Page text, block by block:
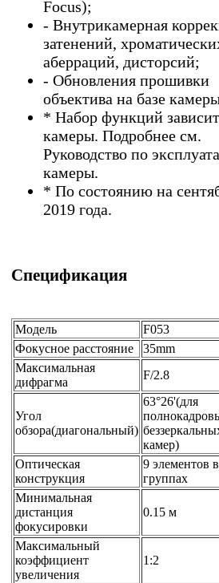
Focus);
- Внутрикамерная
затенений,
аберраций, дисторсий;
- Обновления прошивки
объектива на базе
* Набор функций
камеры. Подробнее см.
Руководство по
камеры.
* По состоянию на
2019 года.
Спецификация
Модель
F053
Фокусное расстояние
35mm
Максимальная
дифрагма
F/2.8
Угол
обзора(диагональный)
63°26'(для
камер)
Оптическая
конструкция
9 элементов
группах
Минимальная
дистанция
фокусировки
0.15 м
Максимальный
коэффициент
увеличения
1:2